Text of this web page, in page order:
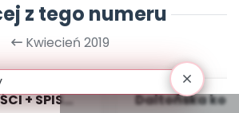
z tego numeru
Kwiecień 2019
+ SPIS
Daltońska